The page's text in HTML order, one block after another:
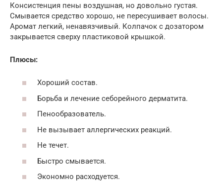
Консистенция пены воздушная, но довольно густая.
Смывается средство хорошо, не пересушивает волосы.
Аромат легкий, ненавязчивый. Колпачок с дозатором
закрывается сверху пластиковой крышкой.
Плюсы:
Хороший состав.
Борьба и лечение себорейного дерматита.
Пенообразователь.
Не вызывает аллергических реакций.
Не течет.
Быстро смывается.
Экономно расходуется.